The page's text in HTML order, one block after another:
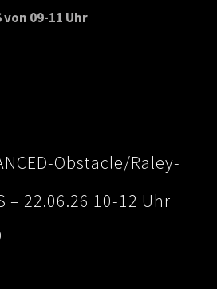
09-11 Uhr
Obstacle/Raley-
– 22.06.26 10-12 Uhr